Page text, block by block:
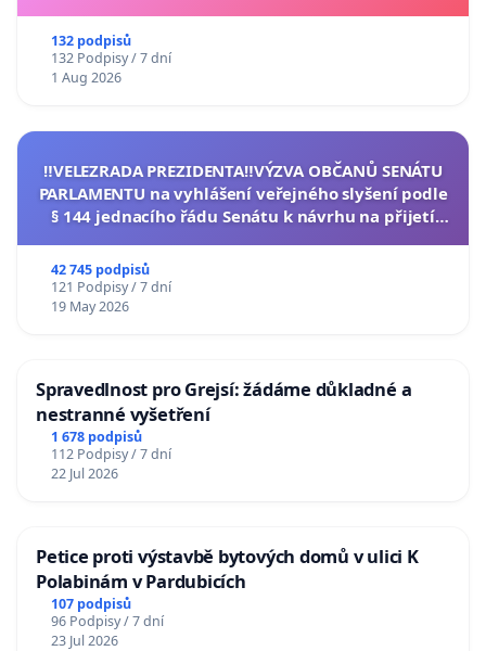
132 podpisů
132 Podpisy / 7 dní
1 Aug 2026
‼️VELEZRADA PREZIDENTA‼️VÝZVA OBČANŮ SENÁTU
PARLAMENTU na vyhlášení veřejného slyšení podle
§ 144 jednacího řádu Senátu k návrhu na přijetí
42 745 podpisů
121 Podpisy / 7 dní
19 May 2026
Spravedlnost pro Grejsí: žádáme důkladné a
nestranné vyšetření
1 678 podpisů
112 Podpisy / 7 dní
22 Jul 2026
Petice proti výstavbě bytových domů v ulici K
Polabinám v Pardubicích
107 podpisů
96 Podpisy / 7 dní
23 Jul 2026